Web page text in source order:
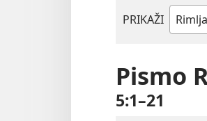
PRIKAŽI
Po
Pismo
5:1–21